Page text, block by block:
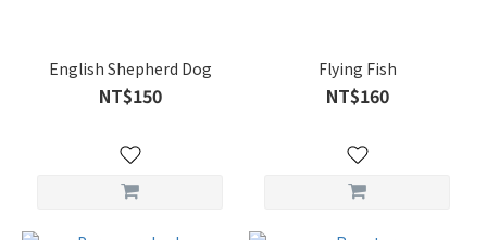
English Shepherd Dog
NT$150
Flying Fish
NT$160